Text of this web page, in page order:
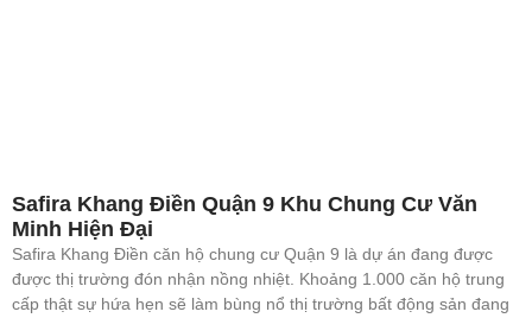
Safira Khang Điền Quận 9 Khu Chung Cư Văn
Minh Hiện Đại
Safira Khang Điền căn hộ chung cư Quận 9 là dự án đang được
được thị trường đón nhận nồng nhiệt. Khoảng 1.000 căn hộ trung
cấp thật sự hứa hẹn sẽ làm bùng nổ thị trường bất động sản đang